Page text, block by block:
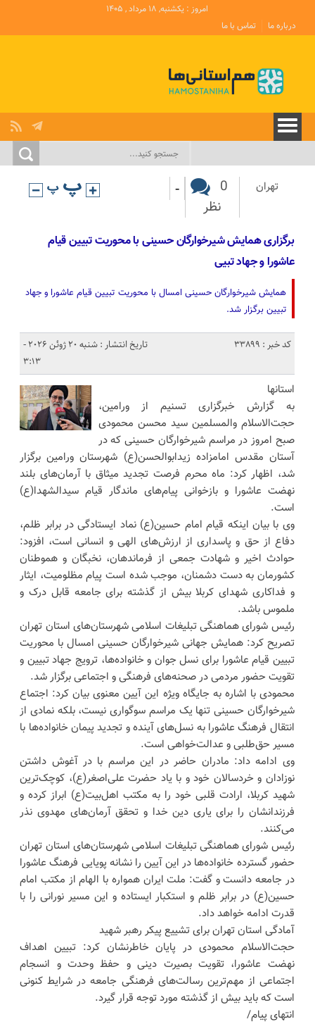
امروز : یکشنبه, ۱۸ مرداد , ۱۴۰۵
درباره ما
تماس با ما
تهران
0
نظر
-
برگزاری همایش شیرخوارگان حسینی با محوریت تبیین قیام
عاشورا و جهاد تبیی
همایش شیرخوارگان حسینی امسال با محوریت تبیین قیام عاشورا و جهاد
تبیین برگزار شد.
کد خبر : 33899
تاریخ انتشار : شنبه 20 ژوئن 2026 -
3:13
استانها
به گزارش خبرگزاری تسنیم از ورامین،
حجت‌الاسلام والمسلمین سید محسن محمودی
صبح امروز در مراسم شیرخوارگان حسینی که در
آستان مقدس امامزاده زیدابوالحسن(ع) شهرستان ورامین برگزار
شد، اظهار کرد: ماه محرم فرصت تجدید میثاق با آرمان‌های بلند
نهضت عاشورا و بازخوانی پیام‌های ماندگار قیام سیدالشهدا(ع)
است.
وی با بیان اینکه قیام امام حسین(ع) نماد ایستادگی در برابر ظلم،
دفاع از حق و پاسداری از ارزش‌های الهی و انسانی است، افزود:
حوادث اخیر و شهادت جمعی از فرماندهان، نخبگان و هموطنان
کشورمان به دست دشمنان، موجب شده است پیام مظلومیت، ایثار
و فداکاری شهدای کربلا بیش از گذشته برای جامعه قابل درک و
ملموس باشد.
رئیس شورای هماهنگی تبلیغات اسلامی شهرستان‌های استان تهران
تصریح کرد: همایش جهانی شیرخوارگان حسینی امسال با محوریت
تبیین قیام عاشورا برای نسل جوان و خانواده‌ها، ترویج جهاد تبیین و
تقویت حضور مردمی در صحنه‌های فرهنگی و اجتماعی برگزار شد.
محمودی با اشاره به جایگاه ویژه این آیین معنوی بیان کرد: اجتماع
شیرخوارگان حسینی تنها یک مراسم سوگواری نیست، بلکه نمادی از
انتقال فرهنگ عاشورا به نسل‌های آینده و تجدید پیمان خانواده‌ها با
مسیر حق‌طلبی و عدالت‌خواهی است.
وی ادامه داد: مادران حاضر در این مراسم با در آغوش داشتن
نوزادان و خردسالان خود و با یاد حضرت علی‌اصغر(ع)، کوچک‌ترین
شهید کربلا، ارادت قلبی خود را به مکتب اهل‌بیت(ع) ابراز کرده و
فرزندانشان را برای یاری دین خدا و تحقق آرمان‌های مهدوی نذر
می‌کنند.
رئیس شورای هماهنگی تبلیغات اسلامی شهرستان‌های استان تهران
حضور گسترده خانواده‌ها در این آیین را نشانه پویایی فرهنگ عاشورا
در جامعه دانست و گفت: ملت ایران همواره با الهام از مکتب امام
حسین(ع) در برابر ظلم و استکبار ایستاده و این مسیر نورانی را با
قدرت ادامه خواهد داد.
آمادگی استان تهران برای تشییع پیکر رهبر شهید
حجت‌الاسلام محمودی در پایان خاطرنشان کرد: تبیین اهداف
نهضت عاشورا، تقویت بصیرت دینی و حفظ وحدت و انسجام
اجتماعی از مهم‌ترین رسالت‌های فرهنگی جامعه در شرایط کنونی
است که باید بیش از گذشته مورد توجه قرار گیرد.
انتهای پیام/